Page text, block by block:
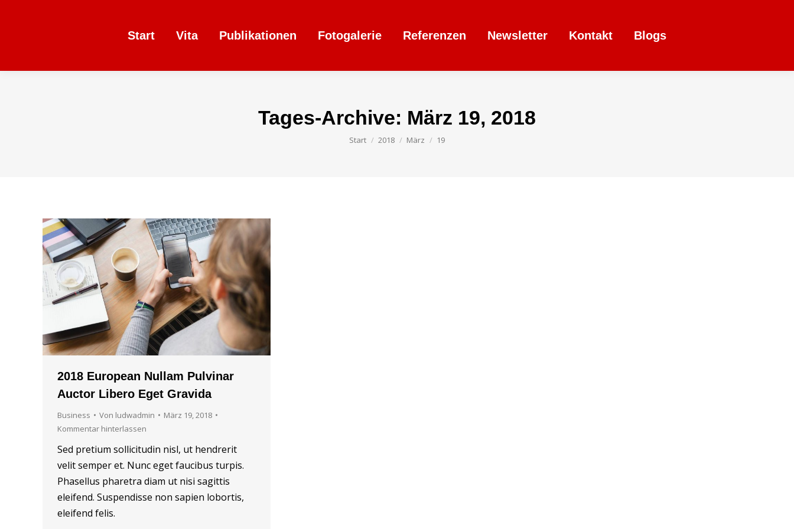
Start Vita Publikationen Fotogalerie Referenzen Newsletter Kontakt Blogs
Tages-Archive: März 19, 2018
Sie befinden sich hier:
Start 2018 März 19
2018 European Nullam Pulvinar
Auctor Libero Eget Gravida
Business Von ludwadmin
März 19, 2018
Kommentar hinterlassen
Sed pretium sollicitudin nisl, ut hendrerit
velit semper et. Nunc eget faucibus turpis.
Phasellus pharetra diam ut nisi sagittis
eleifend. Suspendisse non sapien lobortis,
eleifend felis.